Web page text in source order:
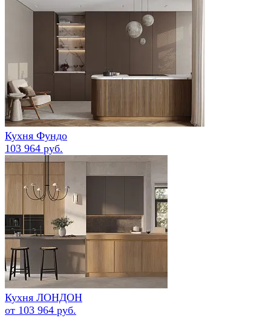
Кухня Фундо
103 964 руб.
Кухня ЛОНДОН
от 103 964 руб.